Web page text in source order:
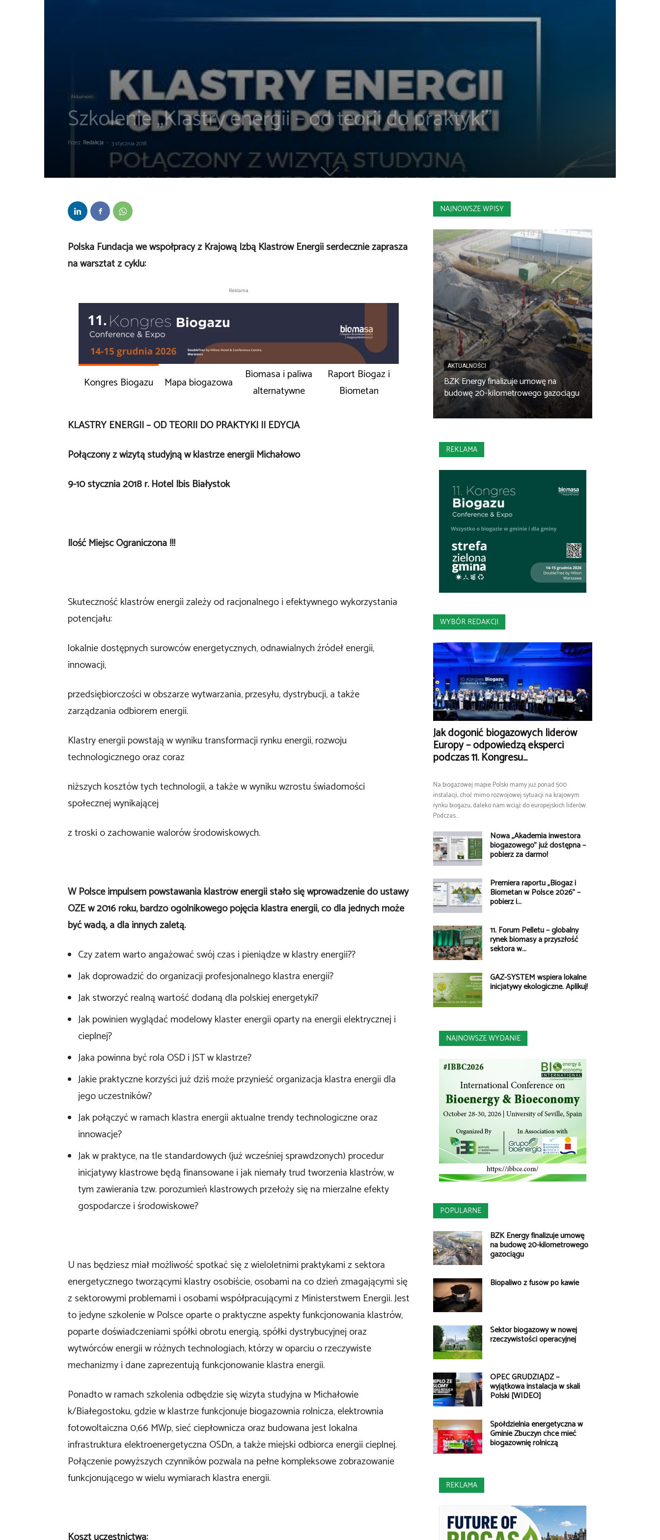
Aktualności
Szkolenie „Klastry energii – od teorii do praktyki”
Przez Redakcja - 3 stycznia 2018
Polska Fundacja we współpracy z Krajową Izbą Klastrów Energii serdecznie zaprasza
na warsztat z cyklu:
Reklama
Kongres Biogazu Mapa biogazowa
Biomasa i paliwa
alternatywne
Raport Biogaz i
Biometan
KLASTRY ENERGII – OD TEORII DO PRAKTYKI II EDYCJA
Połączony z wizytą studyjną w klastrze energii Michałowo
9-10 stycznia 2018 r. Hotel Ibis Białystok
Ilość Miejsc Ograniczona !!!
Skuteczność klastrów energii zależy od racjonalnego i efektywnego wykorzystania
potencjału:
lokalnie dostępnych surowców energetycznych, odnawialnych źródeł energii,
innowacji,
przedsiębiorczości w obszarze wytwarzania, przesyłu, dystrybucji, a także
zarządzania odbiorem energii.
Klastry energii powstają w wyniku transformacji rynku energii, rozwoju
technologicznego oraz coraz
niższych kosztów tych technologii, a także w wyniku wzrostu świadomości
społecznej wynikającej
z troski o zachowanie walorów środowiskowych.
W Polsce impulsem powstawania klastrów energii stało się wprowadzenie do ustawy
OZE w 2016 roku,bardzo ogólnikowego pojęcia klastra energii, co dla jednych może
być wadą, a dla innych zaletą.
Czy zatem warto angażować swój czas i pieniądze w klastry energii??
Jak doprowadzić do organizacji profesjonalnego klastra energii?
Jak stworzyć realną wartość dodaną dla polskiej energetyki?
Jak powinien wyglądać modelowy klaster energii oparty na energii elektrycznej i
cieplnej?
Jaka powinna być rola OSD i JST w klastrze?
Jakie praktyczne korzyści już dziś może przynieść organizacja klastra energii dla
jego uczestników?
Jak połączyć w ramach klastra energii aktualne trendy technologiczne oraz
innowacje?
Jak w praktyce, na tle standardowych (już wcześniej sprawdzonych) procedur
inicjatywy klastrowe będą finansowane i jak niemały trud tworzenia klastrów, w
tym zawierania tzw. porozumień klastrowych przełoży się na mierzalne efekty
gospodarcze i środowiskowe?
U nas będziesz miał możliwość spotkać się z wieloletnimi praktykami z sektora
energetycznego tworzącymi klastry osobiście, osobami na co dzień zmagającymi się
z sektorowymi problemami i osobami współpracującymi z Ministerstwem Energii. Jest
to jedyne szkolenie w Polsce oparte o praktyczne aspekty funkcjonowania klastrów,
poparte doświadczeniami spółki obrotu energią, spółki dystrybucyjnej oraz
wytwórców energii w różnych technologiach, którzy w oparciu o rzeczywiste
mechanizmy i dane zaprezentują funkcjonowanie klastra energii.
Ponadto w ramach szkolenia odbędzie się wizyta studyjna w Michałowie
k/Białegostoku, gdzie w klastrze funkcjonuje biogazownia rolnicza, elektrownia
fotowoltaiczna 0,66 MWp, sieć ciepłownicza oraz budowana jest lokalna
infrastruktura elektroenergetyczna OSDn, a także miejski odbiorca energii cieplnej.
Połączenie powyższych czynników pozwala na pełne kompleksowe zobrazowanie
funkcjonującego w wielu wymiarach klastra energii.
NAJNOWSZE WPISY
AKTUALNOŚCI
BZK Energy finalizuje umowę na
budowę 20-kilometrowego gazociągu
REKLAMA
WYBÓR REDAKCJI
Jak dogonić biogazowych liderów
Europy – odpowiedzą eksperci
podczas 11. Kongresu...
Na biogazowej mapie Polski mamy już ponad 500
instalacji, choć mimo rozwojowej sytuacji na krajowym
rynku biogazu, daleko nam wciąż do europejskich liderów.
Podczas...
Nowa „Akademia inwestora
biogazowego” już dostępna –
pobierz za darmo!
Premiera raportu „Biogaz i
Biometan w Polsce 2026” –
pobierz i...
11. Forum Pelletu – globalny
rynek biomasy a przyszłość
sektora w...
GAZ-SYSTEM wspiera lokalne
inicjatywy ekologiczne. Aplikuj!
NAJNOWSZE WYDANIE
POPULARNE
BZK Energy finalizuje umowę
na budowę 20-kilometrowego
gazociągu
Biopaliwo z fusów po kawie
Sektor biogazowy w nowej
rzeczywistości operacyjnej
OPEC GRUDZIĄDZ –
wyjątkowa instalacja w skali
Polski [WIDEO]
Spółdzielnia energetyczna w
Gminie Zbuczyn chce mieć
biogazownię rolniczą
REKLAMA